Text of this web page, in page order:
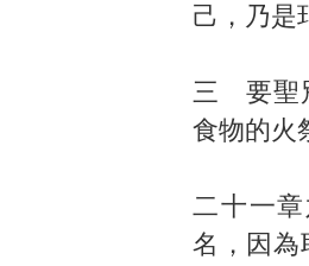
己，乃是
三 要聖
食物的火
二十一
名，因為